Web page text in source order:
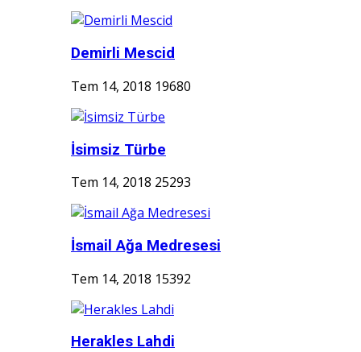
Demirli Mescid
Tem 14, 2018 19680
İsimsiz Türbe
Tem 14, 2018 25293
İsmail Ağa Medresesi
Tem 14, 2018 15392
Herakles Lahdi